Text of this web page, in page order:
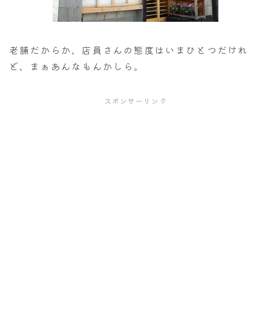
老舗だからか、店員さんの態度はいまひとつだけれ
ど、まぁあんなもんかしら。
スポンサーリンク